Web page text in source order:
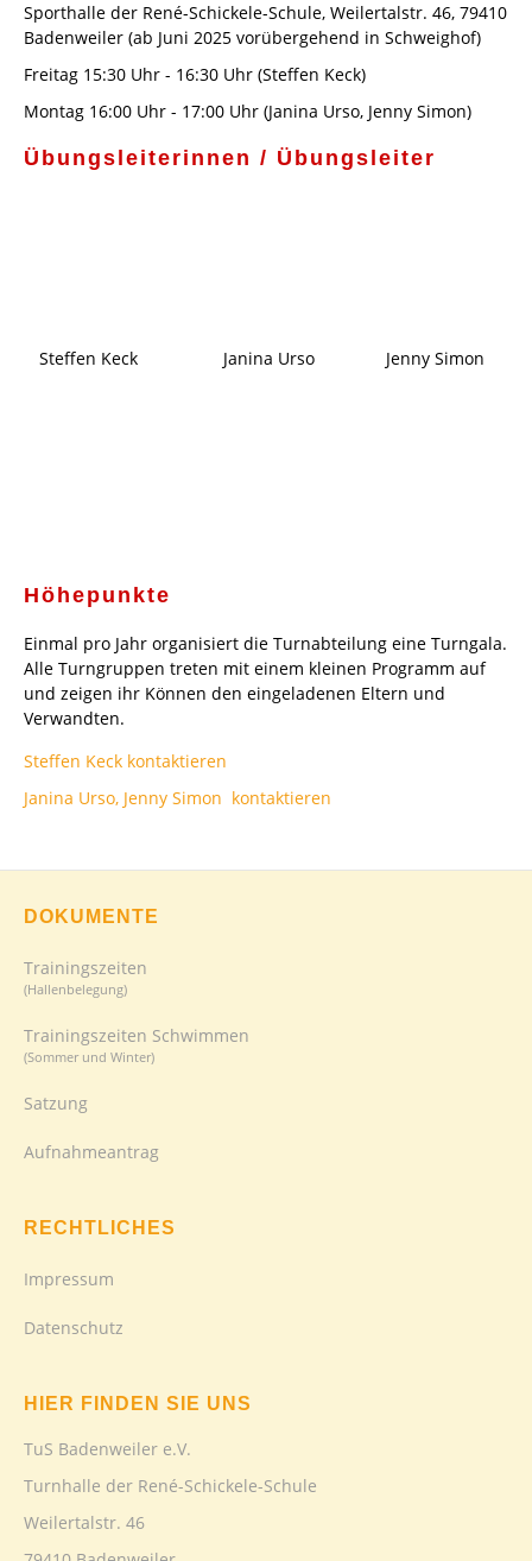
Sporthalle der René-Schickele-Schule, Weilertalstr. 46, 79410
Badenweiler (ab Juni 2025 vorübergehend in Schweighof)
Freitag 15:30 Uhr - 16:30 Uhr (Steffen Keck)
Montag 16:00 Uhr - 17:00 Uhr (Janina Urso, Jenny Simon)
Übungsleiterinnen / Übungsleiter
Steffen Keck Janina Urso Jenny Simon
Höhepunkte
Einmal pro Jahr organisiert die Turnabteilung eine Turngala.
Alle Turngruppen treten mit einem kleinen Programm auf
und zeigen ihr Können den eingeladenen Eltern und
Verwandten.
Steffen Keck kontaktieren
Janina Urso, Jenny Simon kontaktieren
DOKUMENTE
Trainingszeiten
(Hallenbelegung)
Trainingszeiten Schwimmen
(Sommer und Winter)
Satzung
Aufnahmeantrag
RECHTLICHES
Impressum
Datenschutz
HIER FINDEN SIE UNS
TuS Badenweiler e.V.
Turnhalle der René-Schickele-Schule
Weilertalstr. 46